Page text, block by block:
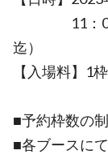
11：00～
迄）
【入場料】1
■予約枠数の
■各ブースに